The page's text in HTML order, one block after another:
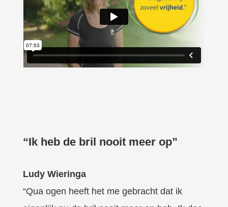
“Ik heb de bril nooit meer op”
Ludy Wieringa
“Qua ogen heeft het me gebracht dat ik